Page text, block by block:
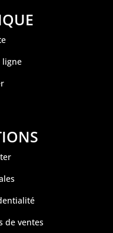
ligne
de ventes